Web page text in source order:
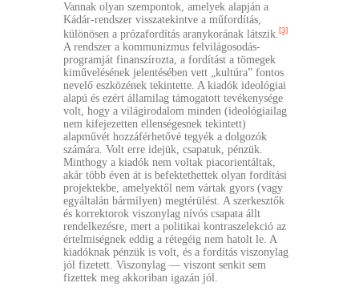
Vannak olyan szempontok, amelyek alapján a
Kádár-rendszer visszatekintve a műfordítás,
különösen a prózafordítás aranykorának látszik. [3]
A rendszer a kommunizmus felvilágosodás-
programját finanszírozta, a fordítást a tömegek
kiművelésének jelentésében vett „kultúra” fontos
nevelő eszközének tekintette. A kiadók ideológiai
alapú és ezért államilag támogatott tevékenysége
volt, hogy a világirodalom minden (ideológiailag
nem kifejezetten ellenségesnek tekintett)
alapművét hozzáférhetővé tegyék a dolgozók
számára. Volt erre idejük, csapatuk, pénzük.
Minthogy a kiadók nem voltak piacorientáltak,
akár több éven át is befektethettek olyan fordítási
projektekbe, amelyektől nem vártak gyors (vagy
egyáltalán bármilyen) megtérülést. A szerkesztők
és korrektorok viszonylag nívós csapata állt
rendelkezésre, mert a politikai kontraszelekció az
értelmiségnek eddig a rétegéig nem hatolt le. A
kiadóknak pénzük is volt, és a fordítás viszonylag
jól fizetett. Viszonylag — viszont senkit sem
fizettek meg akkoriban igazán jól.